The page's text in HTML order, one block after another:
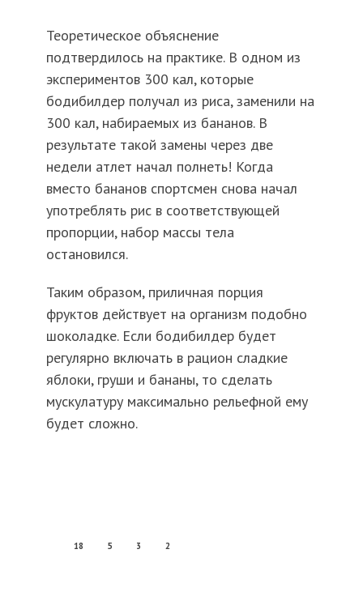
Теоретическое объяснение
подтвердилось на практике. В одном из
экспериментов 300 кал, которые
бодибилдер получал из риса, заменили на
300 кал, набираемых из бананов. В
результате такой замены через две
недели атлет начал полнеть! Когда
вместо бананов спортсмен снова начал
употреблять рис в соответствующей
пропорции, набор массы тела
остановился.
Таким образом, приличная порция
фруктов действует на организм подобно
шоколадке. Если бодибилдер будет
регулярно включать в рацион сладкие
яблоки, груши и бананы, то сделать
мускулатуру максимально рельефной ему
будет сложно.
18 5 3 2